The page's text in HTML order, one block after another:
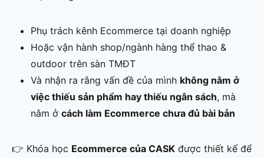
Phụ trách kênh Ecommerce tại doanh nghiệp
Hoặc vận hành shop/ngành hàng thể thao &
outdoor trên sàn TMĐT
Và nhận ra rằng vấn đề của mình không nằm ở
việc thiếu sản phẩm hay thiếu ngân sách, mà
nằm ở cách làm Ecommerce chưa đủ bài bản
👉 Khóa học Ecommerce của CASK được thiết kế để